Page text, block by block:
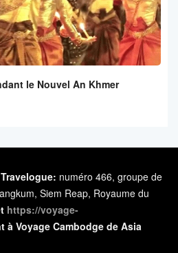
le Nouvel An Khmer
numéro 466, groupe de
Siem Reap, Royaume du
https://voyage-
à Voyage Cambodge de Asia